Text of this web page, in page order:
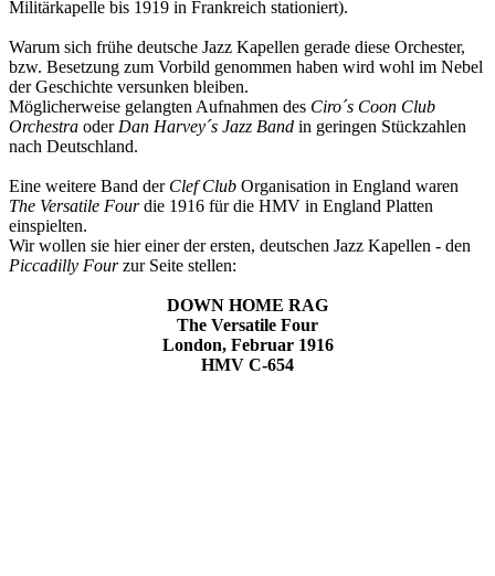
Militärkapelle bis 1919 in Frankreich stationiert).
Warum sich frühe deutsche Jazz Kapellen gerade diese Orchester,
bzw. Besetzung zum Vorbild genommen haben wird wohl im Nebel
der Geschichte versunken bleiben.
Möglicherweise gelangten Aufnahmen des Ciro´s Coon Club
Orchestra oder Dan Harvey´s Jazz Band in geringen Stückzahlen
nach Deutschland.
Eine weitere Band der Clef Club Organisation in England waren
The Versatile Fourdie 1916 für die HMV in England Platten
einspielten.
Wir wollen sie hier einer der ersten, deutschen Jazz Kapellen - den
Piccadilly Fourzur Seite stellen:
DOWN HOME RAG
The Versatile Four
London, Februar 1916
HMV C-654